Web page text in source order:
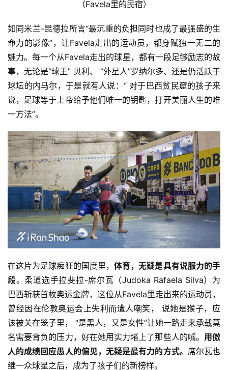
备
训
练
视
频
用
户
精
选
动
集
（Favela里的民宿）
如同米兰-昆德拉所言“最沉重的负担同时也成了最强盛的生
命力的影像”，让Favela走出的运动员，都身赋独一无二的
魅力。每一个从Favela走出的球星，都有一段足够励志的故
事，无论是“球王” 贝利、 “外星人”罗纳尔多、还是仍活跃于
球坛的内马尔，于是就有人说：“ 对于巴西贫民窟的孩子来
说，足球等于上帝给予他们唯一的钥匙，打开美丽人生的唯
一方法”。
在这片为足球痴狂的国度里，体育，无疑是具有说服力的手
段。柔道选手拉斐拉-席尔瓦（Judoka Rafaela Silva）为
巴西斩获首枚奥运金牌，这位从Favela里走出来的运动员，
曾经因在伦敦奥运会上失利而遭人嘲笑， 说她是猴子，应
该被关在笼子里， “是黑人，又是女性”让她一路走来承载莫
名需要背负的压力，好在她用实力堵上了那些人的嘴。 用傲
人的成绩回应愚人的偏见，无疑是最有力的方式。 席尔瓦也
继一众球星之后，成为了孩子们的新榜样。